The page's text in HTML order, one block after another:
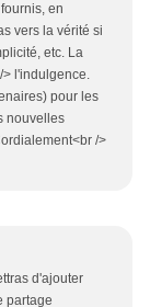
en
vers la vérité si
etc. La
> l'indulgence.
pour les
nouvelles
/>
d'ajouter
partage